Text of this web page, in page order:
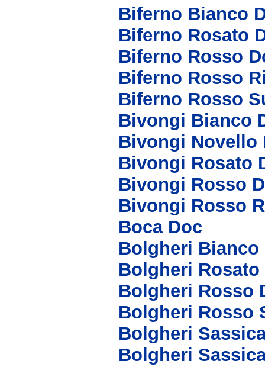
Biferno Bianco
Biferno Rosato
Biferno Rosso
Biferno Rosso
Biferno Rosso
Bivongi Bianco
Bivongi Novello
Bivongi Rosato
Bivongi Rosso
Bivongi Rosso
Boca Doc
Bolgheri Bianco
Bolgheri Rosato
Bolgheri Rosso
Bolgheri Rosso
Bolgheri
Bolgheri